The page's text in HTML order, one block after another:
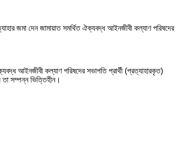
জমা দেন জামায়াত সমর্থিত ঐক্যবদ্ধ আইনজীবী কল্যাণ পরিষদের
আইনজীবী কল্যাণ পরিষদের সভাপতি প্রার্থী (প্রত্যাহারকৃত)
তা সম্পন্ন ভিত্তিহীন।